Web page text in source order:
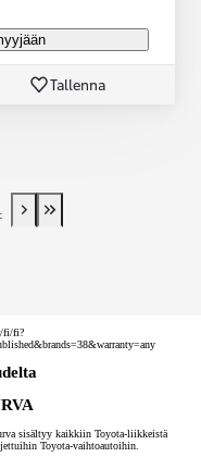
Tallenna
Next page
Last Page
fi/fi?
sisältyy kaikkiin Toyota-liikkeistä
Toyota-vaihtoautoihin.